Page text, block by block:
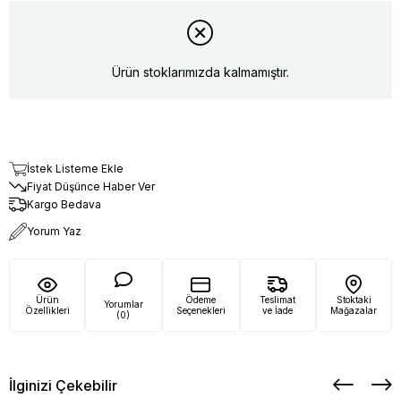
Ürün stoklarımızda kalmamıştır.
İstek Listeme Ekle
Fiyat Düşünce Haber Ver
Kargo Bedava
Yorum Yaz
Ürün
Özellikleri
Yorumlar
(0)
Ödeme
Seçenekleri
Teslimat
ve İade
Stoktaki
Mağazalar
İlginizi Çekebilir